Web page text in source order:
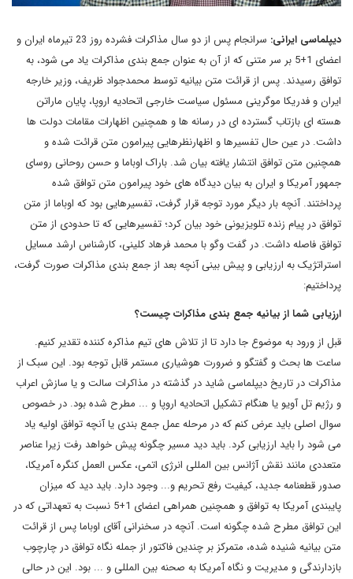
دیپلماسی ایرانی:
سرانجام پس از دو سال مذاکرات فشرده روز 23 تیرماه ایران و
اعضای 1+5 بر سر متنی که از آن به عنوان جمع بندی مذاکرات یاد می شود، به
توافق رسیدند. پس از قرائت متن بیانیه توسط محمدجواد ظریف، وزیر خارجه
ایران و فدریکا موگرینی مسئول سیاست خارجی اتحادیه اروپا، پایان ماراتن
هسته ای بازتاب گسترده ای در رسانه ها و همچنین اظهارات مقامات دولت ها
داشت. در عین حال تفسیرها و اظهارنظرهایی پیرامون متن قرائت شده و
همچنین متن توافق انتشار یافته بیان شد. باراک اوباما و حسن روحانی روسای
جمهور آمریکا و ایران به بیان دیدگاه های خود پیرامون متن توافق شده
پرداختند. آنچه بار دیگر مورد توجه قرار گرفت، تفسیرهایی بود که اوباما از متن
توافق در پیام زنده تلویزیونی خود بیان کرد؛ تفسیرهایی که تا حدودی از متن
توافق فاصله داشت. در گفت وگو با محمد فرهاد کلینی، کارشناس ارشد مسایل
استراتژیک به ارزیابی و پیش بینی آنچه بعد از جمع بندی مذاکرات صورت گرفت،
پرداختیم:
ارزیابی شما از بیانیه جمع بندی مذاکرات چیست؟
قبل از ورود به موضوع جا دارد تا از تلاش های تیم مذاکره کننده تقدیر کنیم.
ساعت ها بحث و گفتگو و ضرورت هوشیاری مستمر قابل توجه بود. این سبک از
مذاکرات در تاریخ دیپلماسی شاید در گذشته در مذاکرات سالت و یا سازش اعراب
و رژیم تل آویو یا هنگام تشکیل اتحادیه اروپا و ... مطرح شده بود. در خصوص
سوال اصلی باید عرض کنم که در مرحله عمل جمع بندی یا آنچه توافق اولیه یاد
می شود را باید ارزیابی کرد. باید دید مسیر چگونه پیش خواهد رفت زیرا عناصر
متعددی مانند نقش آژانس بین المللی انرژی اتمی، عکس العمل کنگره آمریکا،
صدور قطعنامه جدید، کیفیت رفع تحریم و... وجود دارد. باید دید که میزان
پایبندی آمریکا به توافق و همچنین همراهی اعضای 1+5 نسبت به تعهداتی که در
این توافق مطرح شده چگونه است. آنچه در سخنرانی آقای اوباما پس از قرائت
متن بیانیه شنیده شده، متمرکز بر چندین فاکتور از جمله نگاه توافق در چارچوب
بازدارندگی و مدیریت و نگاه آمریکا به صحنه بین المللی و ... بود. این در حالی